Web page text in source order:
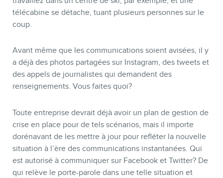
télécabine se détache, tuant plusieurs personnes sur le
coup.
Avant même que les communications soient avisées, il y
a déjà des photos partagées sur Instagram, des tweets et
des appels de journalistes qui demandent des
renseignements. Vous faites quoi?
Toute entreprise devrait déjà avoir un plan de gestion de
crise en place pour de tels scénarios, mais il importe
dorénavant de les mettre à jour pour refléter la nouvelle
situation à l’ère des communications instantanées. Qui
est autorisé à communiquer sur Facebook et Twitter? De
qui relève le porte-parole dans une telle situation et